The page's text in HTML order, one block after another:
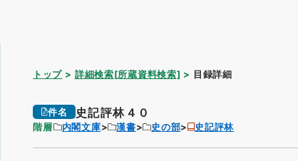
トップ 詳細検索[所蔵資料検索] 目録詳細
件名 史記評林４０
階層 内閣文庫 漢書 史の部 史記評林